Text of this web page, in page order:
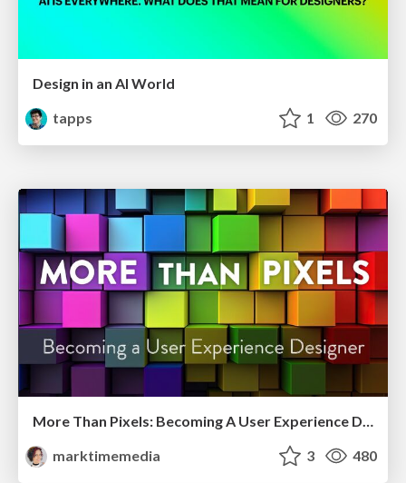
Design in an AI World
tapps
1 270
More Than Pixels: Becoming A User Experience Designer
marktimemedia
3 480